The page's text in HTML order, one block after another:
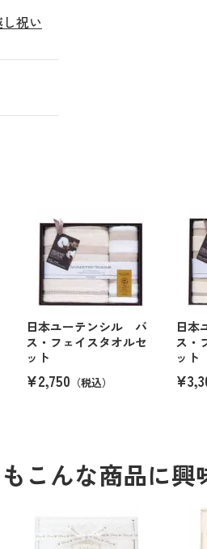
祝い
日本ユーテンシル バ
ス・フェイスタオルセ
ット
¥2,750 （税込）
日本
ス・
ット
こんな商品に